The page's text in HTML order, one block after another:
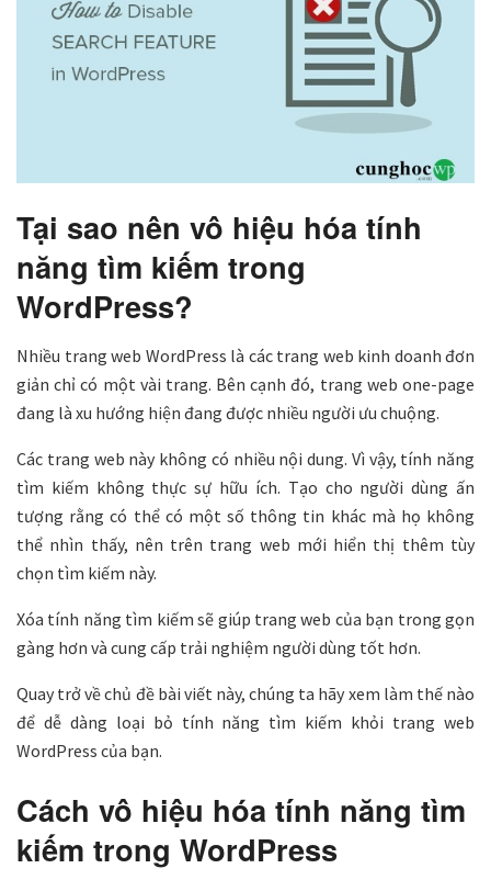
Tại sao nên vô hiệu hóa tính
năng tìm kiếm trong
WordPress?
Nhiều trang web WordPress là các trang web kinh doanh đơn
giản chỉ có một vài trang. Bên cạnh đó, trang web one-page
đang là xu hướng hiện đang được nhiều người ưu chuộng.
Các trang web này không có nhiều nội dung. Vì vậy, tính năng
tìm kiếm không thực sự hữu ích. Tạo cho người dùng ấn
tượng rằng có thể có một số thông tin khác mà họ không
thể nhìn thấy, nên trên trang web mới hiển thị thêm tùy
chọn tìm kiếm này.
Xóa tính năng tìm kiếm sẽ giúp trang web của bạn trong gọn
gàng hơn và cung cấp trải nghiệm người dùng tốt hơn.
Quay trở về chủ đề bài viết này, chúng ta hãy xem làm thế nào
để dễ dàng loại bỏ tính năng tìm kiếm khỏi trang web
WordPress của bạn.
Cách vô hiệu hóa tính năng tìm
kiếm trong WordPress